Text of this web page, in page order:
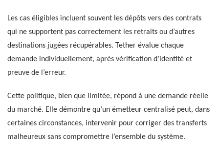
Les cas éligibles incluent souvent les dépôts vers des contrats
qui ne supportent pas correctement les retraits ou d’autres
destinations jugées récupérables. Tether évalue chaque
demande individuellement, après vérification d’identité et
preuve de l’erreur.
Cette politique, bien que limitée, répond à une demande réelle
du marché. Elle démontre qu’un émetteur centralisé peut, dans
certaines circonstances, intervenir pour corriger des transferts
malheureux sans compromettre l’ensemble du système.